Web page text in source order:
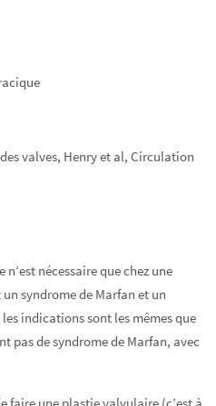
valves, Henry et al, Circulation
nécessaire que chez une
syndrome de Marfan et un
indications sont les mêmes que
pas de syndrome de Marfan, avec
faire une plastie valvulaire (c’est à